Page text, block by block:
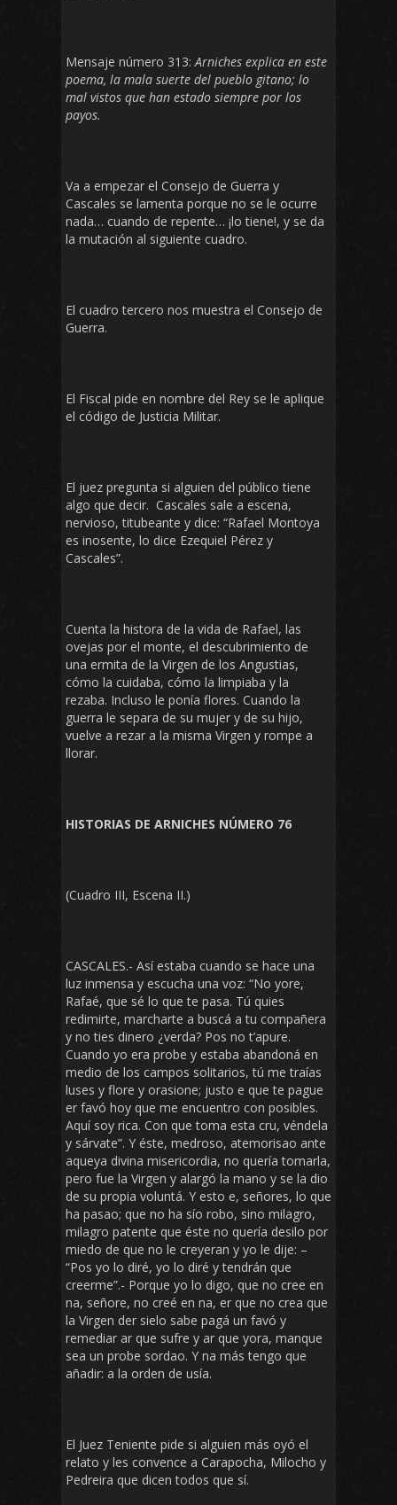
Mensaje número 313:Arniches explica en este
poema, la mala suerte del pueblo gitano; lo
mal vistos que han estado siempre por los
payos.
Va a empezar el Consejo de Guerra y
Cascales se lamenta porque no se le ocurre
nada… cuando de repente… ¡lo tiene!, y se da
la mutación al siguiente cuadro.
El cuadro tercero nos muestra el Consejo de
Guerra.
El Fiscal pide en nombre del Rey se le aplique
el código de Justicia Militar.
El juez pregunta si alguien del público tiene
algo que decir. Cascales sale a escena,
nervioso, titubeante y dice: “Rafael Montoya
es inosente, lo dice Ezequiel Pérez y
Cascales”.
Cuenta la histora de la vida de Rafael, las
ovejas por el monte, el descubrimiento de
una ermita de la Virgen de los Angustias,
cómo la cuidaba, cómo la limpiaba y la
rezaba. Incluso le ponía flores. Cuando la
guerra le separa de su mujer y de su hijo,
vuelve a rezar a la misma Virgen y rompe a
llorar.
HISTORIAS DE ARNICHES NÚMERO 76
(Cuadro III, Escena II.)
CASCALES.- Así estaba cuando se hace una
luz inmensa y escucha una voz: “No yore,
Rafaé, que sé lo que te pasa. Tú quies
redimirte, marcharte a buscá a tu compañera
y no ties dinero ¿verda? Pos no t’apure.
Cuando yo era probe y estaba abandoná en
medio de los campos solitarios, tú me traías
luses y flore y orasione; justo e que te pague
er favó hoy que me encuentro con posibles.
Aquí soy rica. Con que toma esta cru, véndela
y sárvate”. Y éste, medroso, atemorisao ante
aqueya divina misericordia, no quería tomarla,
pero fue la Virgen y alargó la mano y se la dio
de su propia voluntá. Y esto e, señores, lo que
ha pasao; que no ha sío robo, sino milagro,
milagro patente que éste no quería desilo por
miedo de que no le creyeran y yo le dije: –
“Pos yo lo diré, yo lo diré y tendrán que
creerme”.- Porque yo lo digo, que no cree en
na, señore, no creé en na, er que no crea que
la Virgen der sielo sabe pagá un favó y
remediar ar que sufre y ar que yora, manque
sea un probe sordao. Y na más tengo que
añadir: a la orden de usía.
El Juez Teniente pide si alguien más oyó el
relato y les convence a Carapocha, Milocho y
Pedreira que dicen todos que sí.